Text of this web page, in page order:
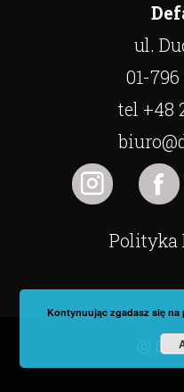
ul.
01-
tel +48
Polityka
ⓒ
Kontynuując zgadasz się